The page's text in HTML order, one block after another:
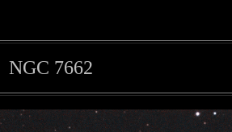
NGC 7662